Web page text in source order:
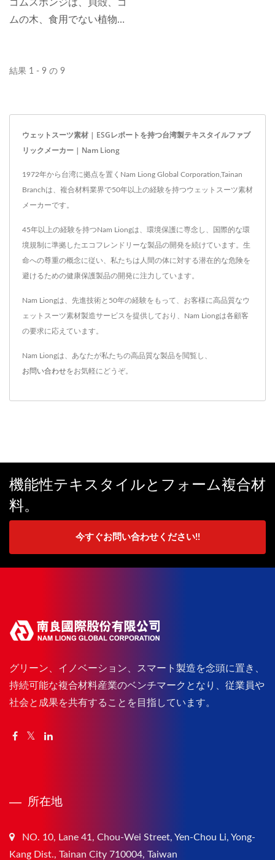
ゴムスポンジは、貝殻、ゴ
ムの木、食用でない植物油
ーの65%はバイオベースの
結果 1 - 9 の 9
ウェットスーツ素材 | ESGレポートを持つ台湾製テキスタイルファブ
リックメーカー | Nam Liong
1972年から台湾に拠点を置くNam Liong Global Corporation,Tainan
Branchは、複合材料業界で50年以上の経験を持つウェットスーツ素材
メーカーです。
45年以上の経験を持つNam Liongは、環境保護に専念し、国際的な環
境規制に準拠したエコフレンドリーな製品の開発を続けています。生
命への尊重の概念に従い、私たちは人間の体に対する潜在的な危険を
避けるための健康保護製品の開発に注力しています。
Nam Liongは、先進技術と50年の経験をもって、お客様に高品質なウ
ェットスーツ素材製造サービスを提供しており、Nam Liongは各顧客
の要求に応えています。
Nam Liongは、あなたが私たちの高品質な製品を閲覧し、
お問い合わせをお気軽にどうぞ。
機能性テキスタイルとフォーム複合材
料。
今すぐお問い合わせください!!
グリーン、イノベーション、スマート製造を念頭に置き、
持続可能な複合材料産業のベンチマークとなり、従業員や
社会と成果を共有することを目指しています。
所在地
NO. 10, Lane 41, Chou-Wei Street, Yen-Chou Li, Yong-
Kang Dist., Tainan City 710004, Taiwan